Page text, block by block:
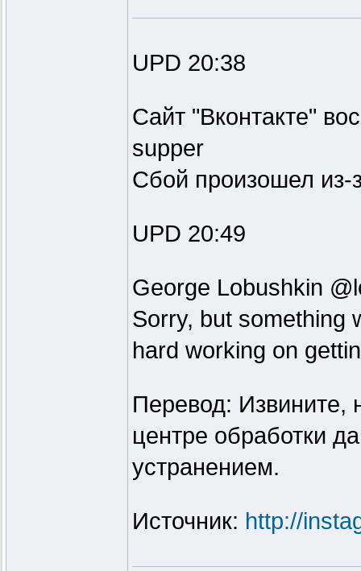
UPD 20:38
Сайт "Вконтакте"
supper
Сбой произошел из-
UPD 20:49
George Lobushkin
Sorry, but something
hard working on
Перевод: Извините,
центре обработки
устранением.
Источник: http://